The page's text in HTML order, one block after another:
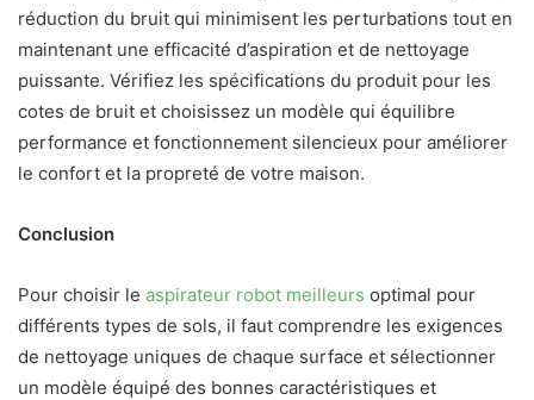
réduction du bruit qui minimisent les perturbations tout en
maintenant une efficacité d’aspiration et de nettoyage
puissante. Vérifiez les spécifications du produit pour les
cotes de bruit et choisissez un modèle qui équilibre
performance et fonctionnement silencieux pour améliorer
le confort et la propreté de votre maison.
Conclusion
Pour choisir le aspirateur robot meilleurs optimal pour
différents types de sols, il faut comprendre les exigences
de nettoyage uniques de chaque surface et sélectionner
un modèle équipé des bonnes caractéristiques et